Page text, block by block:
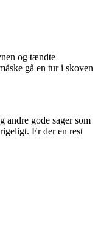
og tændte
gå en tur i skoven
andre gode sager som
Er der en rest